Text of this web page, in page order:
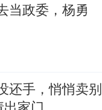
当政委，杨勇
还手，悄悄卖别